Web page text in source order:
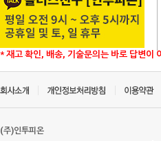
* 재고 확인, 배송, 기술문의는 바로 답변이
(주)인투피온